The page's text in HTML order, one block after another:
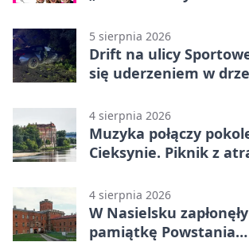
5 sierpnia 2026
Drift na ulicy
się uderzeniem w
4 sierpnia 2026
Muzyka połączy
Cieksynie. Piknik z
4 sierpnia 2026
W Nasielsku
pamiątkę Powstania